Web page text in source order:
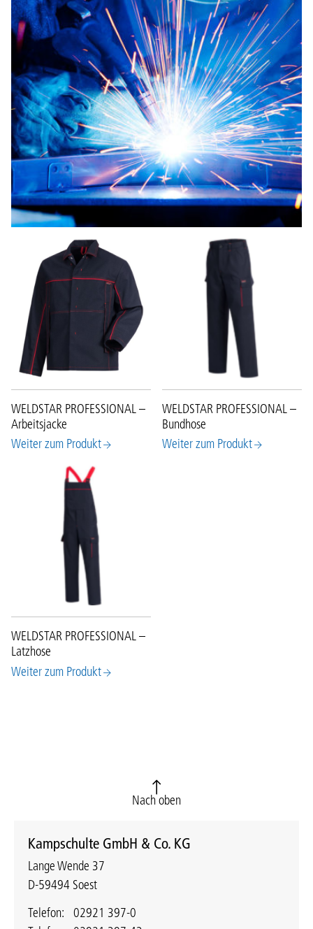
WELDSTAR PROFESSIONAL –
Arbeitsjacke
Weiter zum Produkt
WELDSTAR PROFESSIONAL –
Bundhose
Weiter zum Produkt
WELDSTAR PROFESSIONAL –
Latzhose
Weiter zum Produkt
Nach oben
Kampschulte GmbH & Co. KG
Lange Wende 37
D-59494 Soest
Telefon:
02921 397-0